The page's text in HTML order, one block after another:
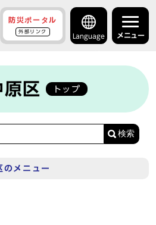
防災ポータル
外部リンク
Language メニュー
原区 トップ
検索
のメニュー